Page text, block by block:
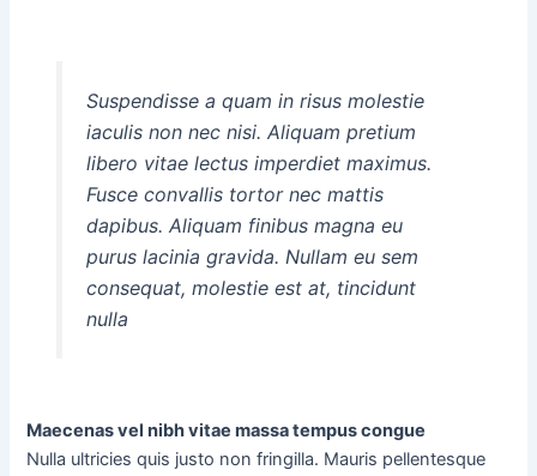
Suspendisse a quam in risus molestie
iaculis non nec nisi. Aliquam pretium
libero vitae lectus imperdiet maximus.
Fusce convallis tortor nec mattis
dapibus. Aliquam finibus magna eu
purus lacinia gravida. Nullam eu sem
consequat, molestie est at, tincidunt
nulla
Maecenas vel nibh vitae massa tempus congue
Nulla ultricies quis justo non fringilla. Mauris pellentesque